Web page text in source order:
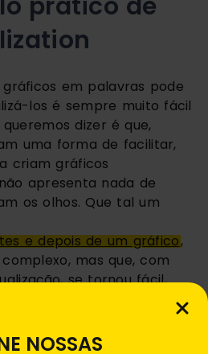
em palavras pode
los é sempre muito fácil
dizer é que,
uma forma de facilitar,
criam gráficos
apresenta nada de
os olhos. Que tal um
e depois de um gráfico,
mas que, com
se tornou fácil,
NOSSAS